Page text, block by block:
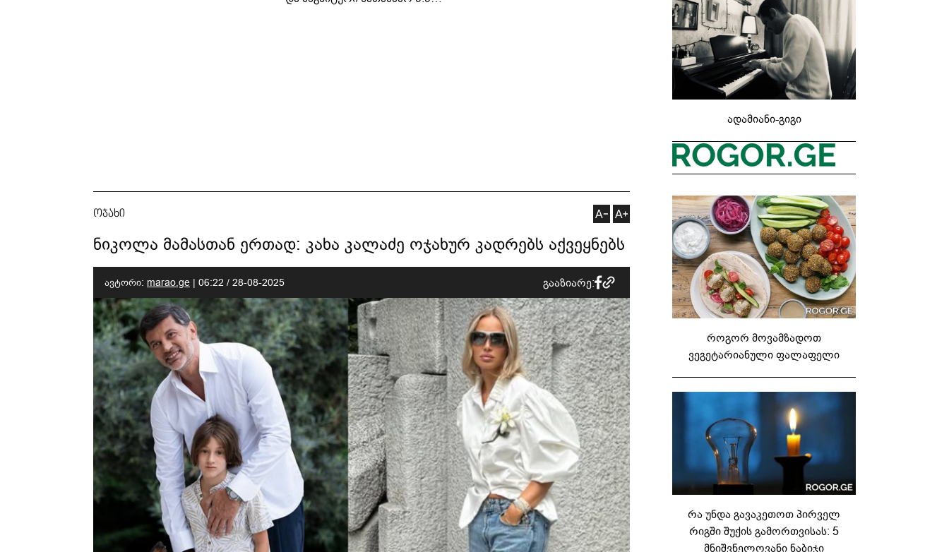
ოჯახი
ნიკოლა მამასთან ერთად: კახა კალაძე ოჯახურ კადრებს აქვეყნებს
ავტორი: marao.ge | 06:22 / 28-08-2025 გააზიარე:
ადამიანი-გიგი
როგორ მოვამზადოთ
ვეგეტარიანული ფალაფელი
რა უნდა გავაკეთოთ პირველ
რიგში შუქის გამორთვისას: 5
მნიშვნელოვანი ნაბიჯი